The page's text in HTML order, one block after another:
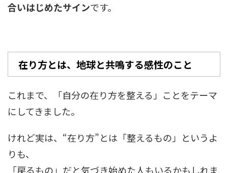
合いはじめたサインです。
在り方とは、地球と共鳴する感性のこと
これまで、「自分の在り方を整える」ことをテーマ
にしてきました。
けれど実は、“在り方”とは「整えるもの」というよ
りも、
「戻るもの」だと気づき始めた人もいるかもしれま